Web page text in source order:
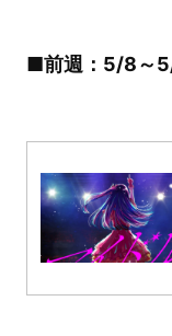
■前週：5/8～